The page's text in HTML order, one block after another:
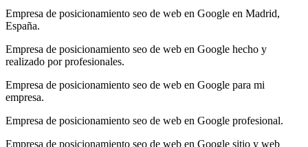
Empresa de posicionamiento seo de web en Google en Madrid,
España.
Empresa de posicionamiento seo de web en Google hecho y
realizado por profesionales.
Empresa de posicionamiento seo de web en Google para mi
empresa.
Empresa de posicionamiento seo de web en Google profesional.
Empresa de posicionamiento seo de web en Google sitio y web